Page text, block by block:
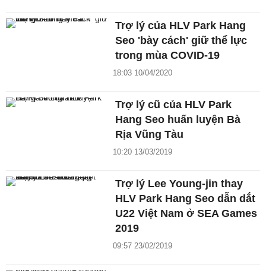
Trợ lý của HLV Park Hang
Seo 'bày cách' giữ thể lực
trong mùa COVID-19
18:03 10/04/2020
Trợ lý cũ của HLV Park
Hang Seo huấn luyện Bà
Rịa Vũng Tàu
10:20 13/03/2019
Trợ lý Lee Young-jin thay
HLV Park Hang Seo dẫn dắt
U22 Việt Nam ở SEA Games
2019
09:57 23/02/2019